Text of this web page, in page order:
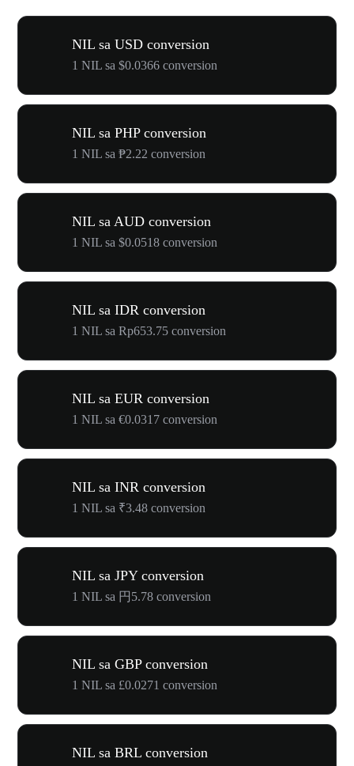
NIL sa USD conversion
1 NIL sa $0.0366 conversion
NIL sa PHP conversion
1 NIL sa ₱2.22 conversion
NIL sa AUD conversion
1 NIL sa $0.0518 conversion
NIL sa IDR conversion
1 NIL sa Rp653.75 conversion
NIL sa EUR conversion
1 NIL sa €0.0317 conversion
NIL sa INR conversion
1 NIL sa ₹3.48 conversion
NIL sa JPY conversion
1 NIL sa 円5.78 conversion
NIL sa GBP conversion
1 NIL sa £0.0271 conversion
NIL sa BRL conversion